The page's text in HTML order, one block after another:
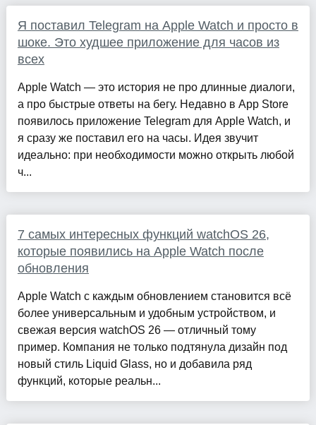
Я поставил Telegram на Apple Watch и просто в
шоке. Это худшее приложение для часов из
всех
Apple Watch — это история не про длинные диалоги,
а про быстрые ответы на бегу. Недавно в App Store
появилось приложение Telegram для Apple Watch, и
я сразу же поставил его на часы. Идея звучит
идеально: при необходимости можно открыть любой
ч...
7 самых интересных функций watchOS 26,
которые появились на Apple Watch после
обновления
Apple Watch с каждым обновлением становится всё
более универсальным и удобным устройством, и
свежая версия watchOS 26 — отличный тому
пример. Компания не только подтянула дизайн под
новый стиль Liquid Glass, но и добавила ряд
функций, которые реальн...